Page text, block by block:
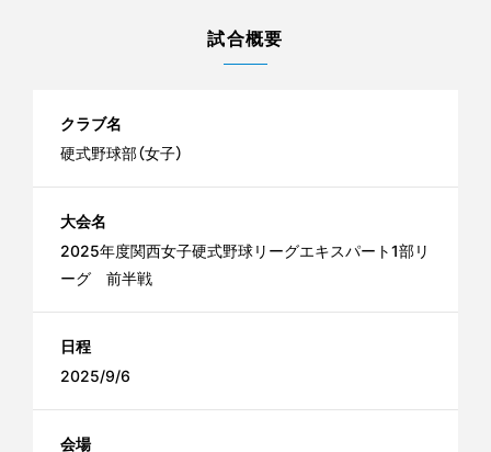
試合概要
クラブ名
硬式野球部（女子）
大会名
2025年度関西女子硬式野球リーグエキスパート1部リ
ーグ 前半戦
日程
2025/9/6
会場